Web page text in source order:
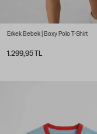
Erkek Bebek | Boxy Polo T-Shirt
1.299,95 TL